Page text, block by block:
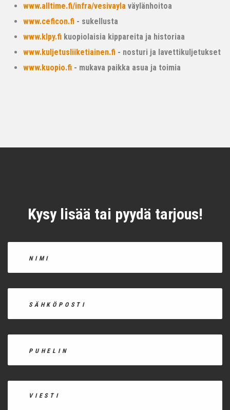
www.alltime.fi/infra/vesivayla väylänhoitoa
www.ceficon.fi - sukellusta
www.klpy.fi kuopiolaisia kippareita ja historiaa
www.kuljetusliiketiainen.fi - nosturi ja lavettikuljetukset
www.kuopio.fi - mukava paikka asua ja toimia
Kysy lisää tai pyydä tarjous!